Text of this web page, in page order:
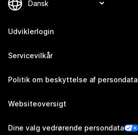
Udviklerlogin
Servicevilkår
Politik om beskyttelse af persondata
Websiteoversigt
Dine valg vedrørende persondata